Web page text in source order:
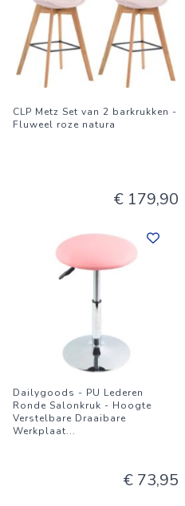
CLP Metz Set van 2 barkrukken -
Fluweel roze natura
€ 179,90
Dailygoods - PU Lederen
Ronde Salonkruk - Hoogte
Verstelbare Draaibare
Werkplaat...
€ 73,95